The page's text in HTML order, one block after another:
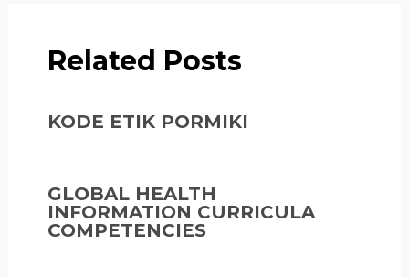
Related Posts
KODE ETIK PORMIKI
GLOBAL HEALTH
INFORMATION CURRICULA
COMPETENCIES